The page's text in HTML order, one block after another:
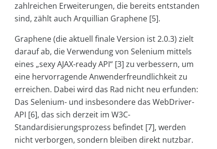
zahlreichen Erweiterungen, die bereits entstanden
sind, zählt auch Arquillian Graphene [5].
Graphene (die aktuell finale Version ist 2.0.3) zielt
darauf ab, die Verwendung von Selenium mittels
eines „sexy AJAX-ready API“ [3] zu verbessern, um
eine hervorragende Anwenderfreundlichkeit zu
erreichen. Dabei wird das Rad nicht neu erfunden:
Das Selenium- und insbesondere das WebDriver-
API [6], das sich derzeit im W3C-
Standardisierungsprozess befindet [7], werden
nicht verborgen, sondern bleiben direkt nutzbar.